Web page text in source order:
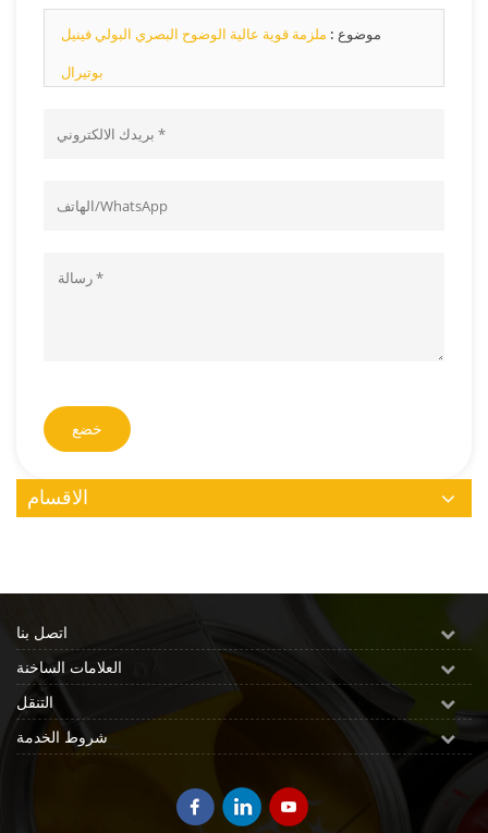
ممكن.
موضوع : ملزمة قوية عالية الوضوح البصري البولي فينيل
بوتيرال
خضع
الاقسام
اتصل بنا
العلامات الساخنة
التنقل
شروط الخدمة